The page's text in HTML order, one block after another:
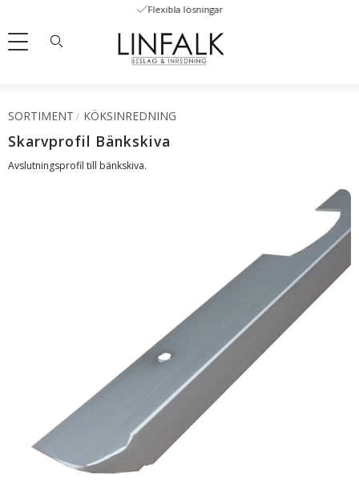
Meny
Flexibla lösningar
SORTIMENT KÖKSINREDNING
Skarvprofil Bänkskiva
Avslutningsprofil till bänkskiva.